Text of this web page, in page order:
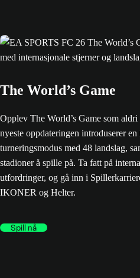
The World’s Game
Opplev The World’s Game som
nyeste oppdateringen introduserer
turneringsmodus med 48 landslag,
stadioner å spille på. Ta fatt på
utfordringer, og gå inn i
IKONER og Helter.
Spill nå